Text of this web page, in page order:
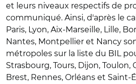
et leurs niveaux respectifs de
communiqué. Ainsi, d'après le
Paris, Lyon, Aix-Marseille, Lille,
Nantes, Montpellier et Nancy
métropoles sur la liste du BIL
Strasbourg, Tours, Dijon,
Brest, Rennes, Orléans et